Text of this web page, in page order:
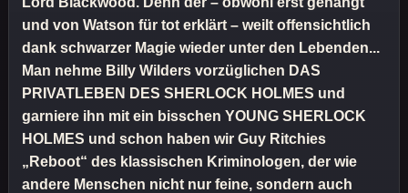
und von Watson für tot erklärt – weilt offensichtlich
dank schwarzer Magie wieder unter den Lebenden...
Man nehme Billy Wilders vorzüglichen DAS
PRIVATLEBEN DES SHERLOCK HOLMES und
garniere ihn mit ein bisschen YOUNG SHERLOCK
HOLMES und schon haben wir Guy Ritchies
„Reboot“ des klassischen Kriminologen, der wie
andere Menschen nicht nur feine, sondern auch